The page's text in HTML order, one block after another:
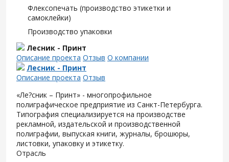
Флексопечать (производство этикетки и
самоклейки)
Производство упаковки
Лесник - Принт
Описание проекта Отзыв О компании
Лесник - Принт
Описание проекта Отзыв
«Ле?сник – Принт» - многопрофильное
полиграфическое предприятие из Санкт-Петербурга.
Типография специализируется на производстве
рекламной, издательской и производственной
полиграфии, выпуская книги, журналы, брошюры,
листовки, упаковку и этикетку.
Отрасль